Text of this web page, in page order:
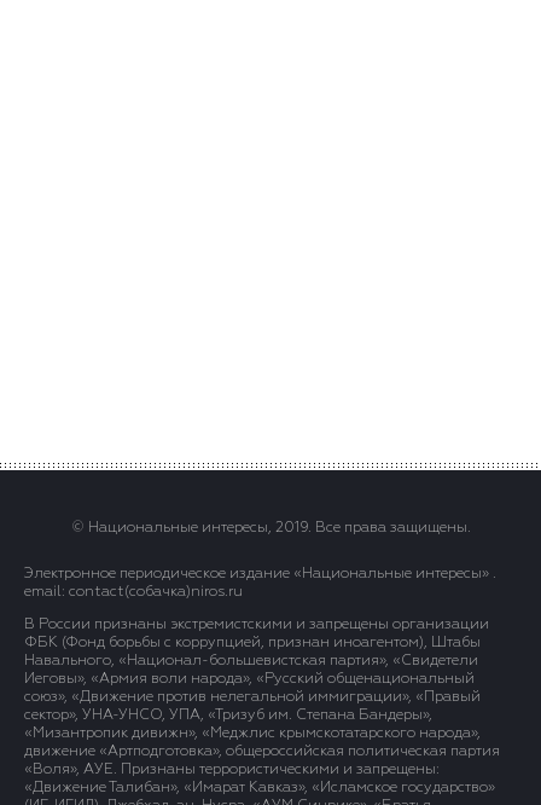
© Национальные интересы, 2019. Все права защищены.
Электронное периодическое издание «Национальные интересы» .
email: contact(сoбaчка)niros.ru
В России признаны экстремистскими и запрещены организации
ФБК (Фонд борьбы с коррупцией, признан иноагентом), Штабы
Навального, «Национал-большевистская партия», «Свидетели
Иеговы», «Армия воли народа», «Русский общенациональный
союз», «Движение против нелегальной иммиграции», «Правый
сектор», УНА-УНСО, УПА, «Тризуб им. Степана Бандеры»,
«Мизантропик дивижн», «Меджлис крымскотатарского народа»,
движение «Артподготовка», общероссийская политическая партия
«Воля», АУЕ. Признаны террористическими и запрещены:
«Движение Талибан», «Имарат Кавказ», «Исламское государство»